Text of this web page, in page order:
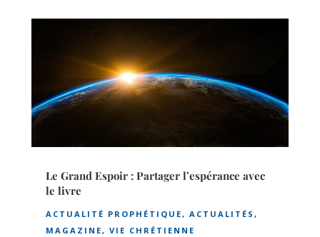
Le Grand Espoir : Partager l’espérance avec
le livre
ACTUALITÉ PROPHÉTIQUE, ACTUALITÉS ,
MAGAZINE, VIE CHRÉTIENNE